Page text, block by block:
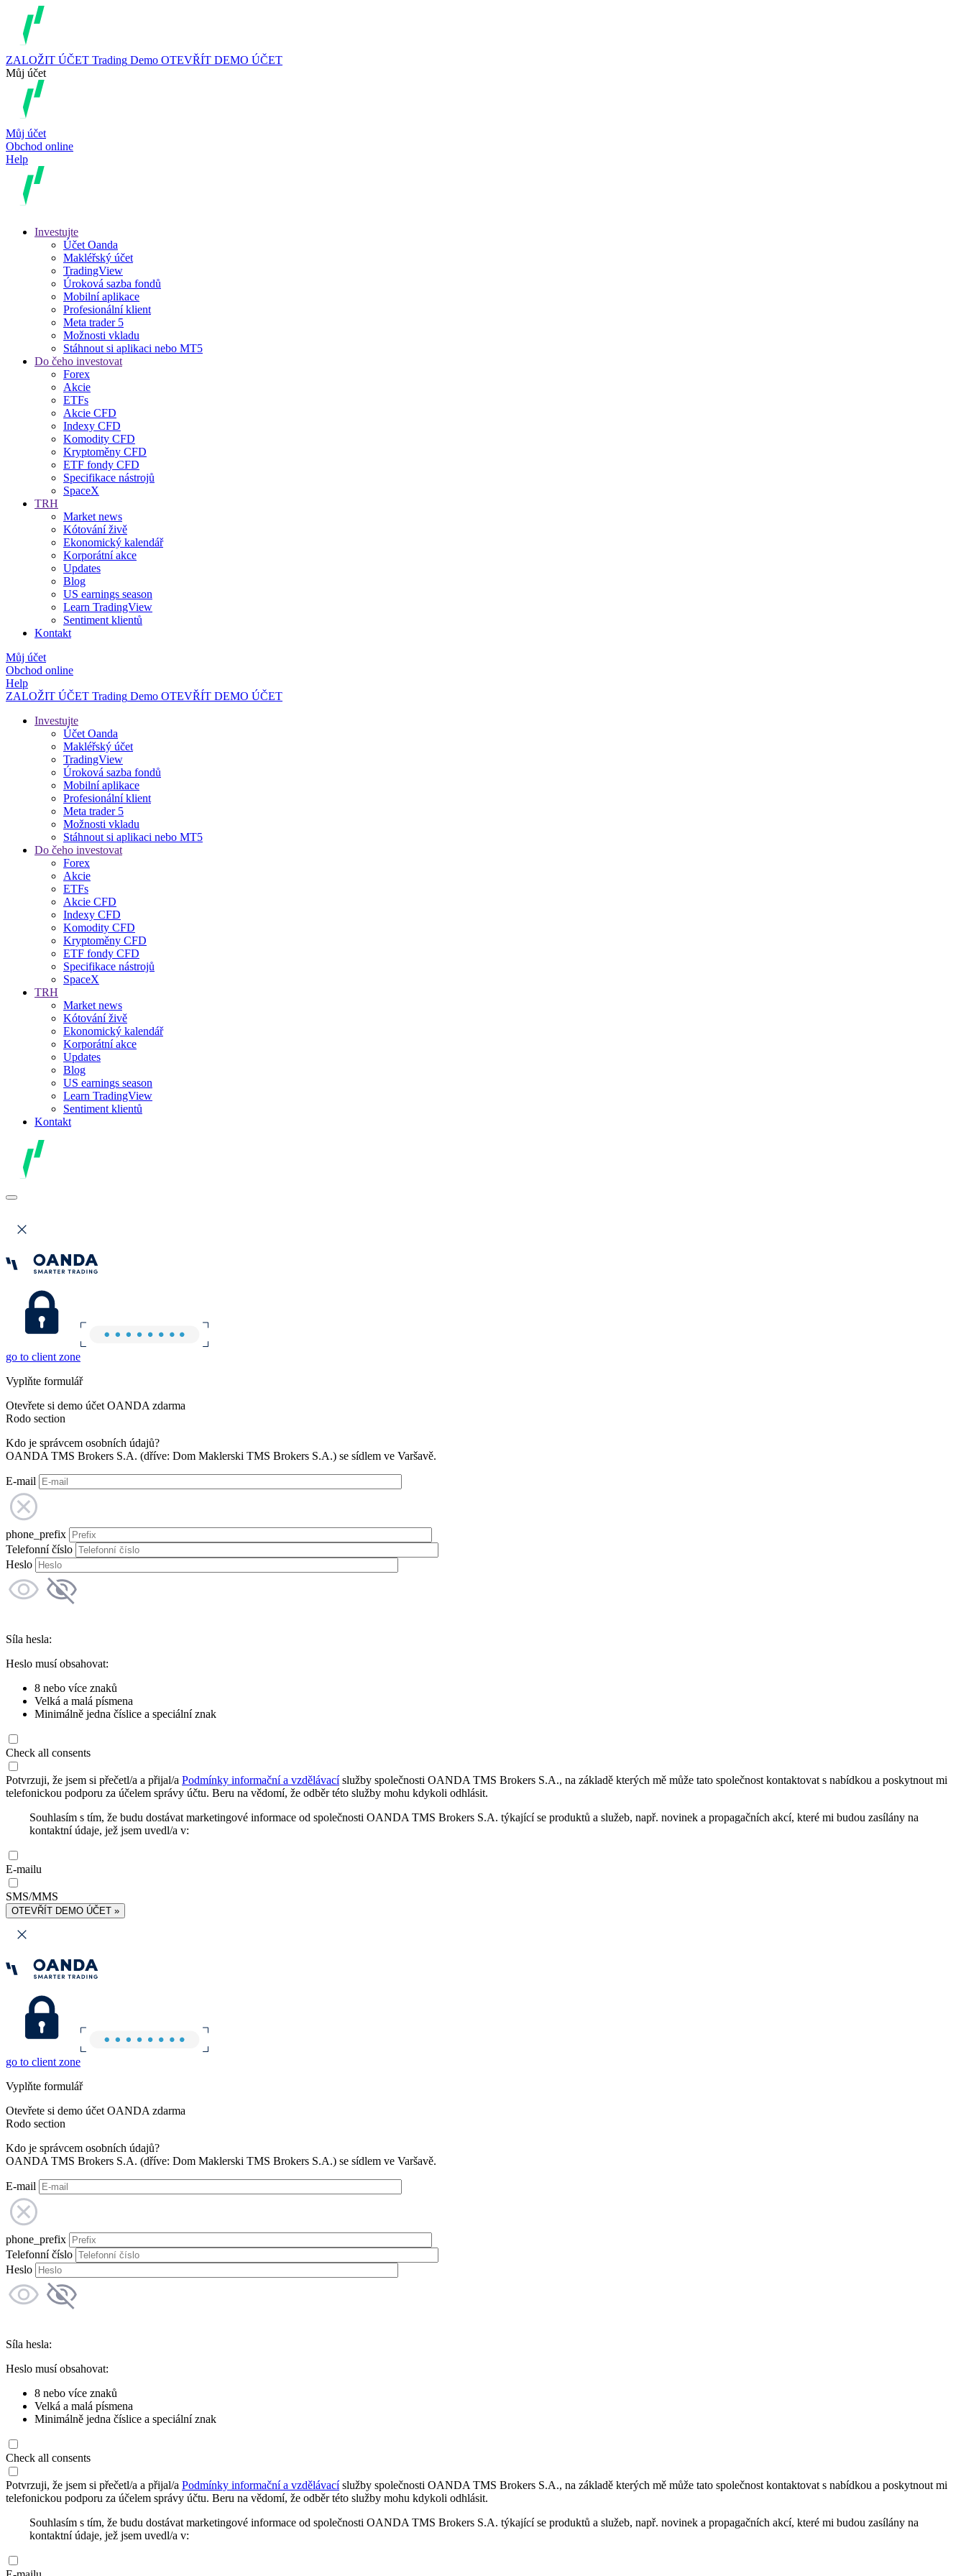
ZALOŽIT ÚČET Trading Demo OTEVŘÍT DEMO ÚČET
Můj účet
Můj účet
Obchod online
Help
Investujte
Účet Oanda
Makléřský účet
TradingView
Úroková sazba fondů
Mobilní aplikace
Profesionální klient
Meta trader 5
Možnosti vkladu
Stáhnout si aplikaci nebo MT5
Do čeho investovat
Forex
Akcie
ETFs
Akcie CFD
Indexy CFD
Komodity CFD
Kryptoměny CFD
ETF fondy CFD
Specifikace nástrojů
SpaceX
TRH
Market news
Kótování živě
Ekonomický kalendář
Korporátní akce
Updates
Blog
US earnings season
Learn TradingView
Sentiment klientů
Kontakt
Můj účet
Obchod online
Help
ZALOŽIT ÚČET Trading Demo OTEVŘÍT DEMO ÚČET
Investujte
Účet Oanda
Makléřský účet
TradingView
Úroková sazba fondů
Mobilní aplikace
Profesionální klient
Meta trader 5
Možnosti vkladu
Stáhnout si aplikaci nebo MT5
Do čeho investovat
Forex
Akcie
ETFs
Akcie CFD
Indexy CFD
Komodity CFD
Kryptoměny CFD
ETF fondy CFD
Specifikace nástrojů
SpaceX
TRH
Market news
Kótování živě
Ekonomický kalendář
Korporátní akce
Updates
Blog
US earnings season
Learn TradingView
Sentiment klientů
Kontakt
go to client zone
Vyplňte formulář
Otevřete si demo účet OANDA zdarma
Rodo section
Kdo je správcem osobních údajů?
OANDA TMS Brokers S.A. (dříve: Dom Maklerski TMS Brokers S.A.) se sídlem ve Varšavě.
E-mail
phone_prefix
Telefonní číslo
Heslo
Síla hesla:
Heslo musí obsahovat:
8 nebo více znaků
Velká a malá písmena
Minimálně jedna číslice a speciální znak
Check all consents
Potvrzuji, že jsem si přečetl/a a přijal/a Podmínky informační a vzdělávacíslužby společnosti OANDA TMS Brokers S.A., na základě kterých mě může tato společnost kontaktovat s nabídkou a poskytnout mi
telefonickou podporu za účelem správy účtu. Beru na vědomí, že odběr této služby mohu kdykoli odhlásit.
Souhlasím s tím, že budu dostávat marketingové informace od společnosti OANDA TMS Brokers S.A. týkající se produktů a služeb, např. novinek a propagačních akcí, které mi budou zasílány na
kontaktní údaje, jež jsem uvedl/a v:
E-mailu
SMS/MMS
OTEVŘÍT DEMO ÚČET »
go to client zone
Vyplňte formulář
Otevřete si demo účet OANDA zdarma
Rodo section
Kdo je správcem osobních údajů?
OANDA TMS Brokers S.A. (dříve: Dom Maklerski TMS Brokers S.A.) se sídlem ve Varšavě.
E-mail
phone_prefix
Telefonní číslo
Heslo
Síla hesla:
Heslo musí obsahovat:
8 nebo více znaků
Velká a malá písmena
Minimálně jedna číslice a speciální znak
Check all consents
Potvrzuji, že jsem si přečetl/a a přijal/a Podmínky informační a vzdělávacíslužby společnosti OANDA TMS Brokers S.A., na základě kterých mě může tato společnost kontaktovat s nabídkou a poskytnout mi
telefonickou podporu za účelem správy účtu. Beru na vědomí, že odběr této služby mohu kdykoli odhlásit.
Souhlasím s tím, že budu dostávat marketingové informace od společnosti OANDA TMS Brokers S.A. týkající se produktů a služeb, např. novinek a propagačních akcí, které mi budou zasílány na
kontaktní údaje, jež jsem uvedl/a v: